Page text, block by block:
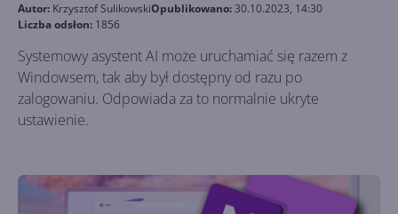
Autor: Krzysztof SulikowskiOpublikowano:30.10.2023, 14:30
Liczba odsłon: 1856
Systemowy asystent AI może uruchamiać się razem z
Windowsem, tak aby był dostępny od razu po
zalogowaniu. Odpowiada za to normalnie ukryte
ustawienie.